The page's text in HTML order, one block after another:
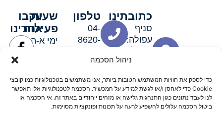
ניהול הסכמה
כדי לספק את חוויות המשתמש הטובות ביותר, אנו משתמשים בטכנולוגיות כמו קובצי
Cookie כדי לאחסן ו/או לגשת למידע על המכשיר. הסכמה לטכנולוגיות אלו תאפשר
לנו לעבד נתונים כגון התנהגות גלישה או מזהים ייחודיים באתר זה. אי הסכמה או
ביטול הסכמה עלולים להשפיע לרעה על תכונות ופונקציות מסוימות.
כתובתינו
סניף
עפולה:
סניף מגדל
האלה 19
טלפון
04-
8620-
שעות
פעילות
ימי א-ה:
ימי שישי
וערבי חג:
8:30-
15:00
עקבו
אחרינו